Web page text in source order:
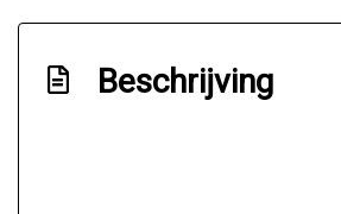
Interieur
Achterbank in delen neerklapbaar
Beschrijving